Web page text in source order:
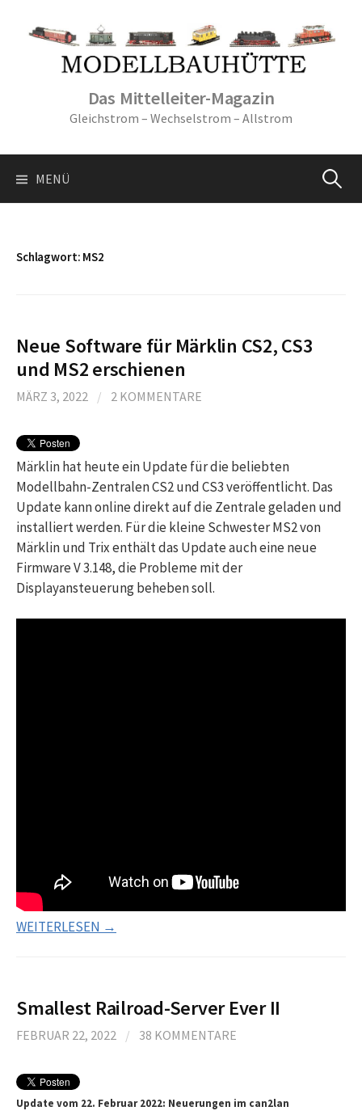
Das Mittelleiter-Magazin
Gleichstrom – Wechselstrom – Allstrom
MENÜ Suche
Schlagwort: MS2
Neue Software für Märklin CS2, CS3
und MS2 erschienen
MÄRZ 3, 2022 / 2 KOMMENTARE
Märklin hat heute ein Update für die beliebten
Modellbahn-Zentralen CS2 und CS3 veröffentlicht. Das
Update kann online direkt auf die Zentrale geladen und
installiert werden. Für die kleine Schwester MS2 von
Märklin und Trix enthält das Update auch eine neue
Firmware V 3.148, die Probleme mit der
Displayansteuerung beheben soll.
WEITERLESEN →
Smallest Railroad-Server Ever II
FEBRUAR 22, 2022 / 38 KOMMENTARE
Update vom 22. Februar 2022: Neuerungen im can2lan